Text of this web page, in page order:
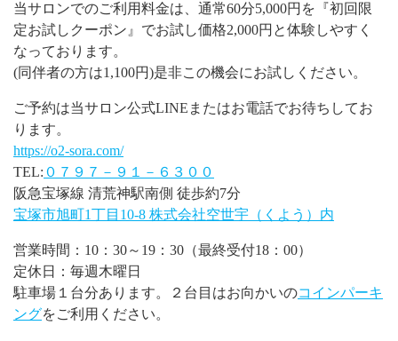
当サロンでのご利用料金は、通常60分5,000円を『初回限
定お試しクーポン』でお試し価格2,000円と体験しやすく
なっております。
(同伴者の方は1,100円)是非この機会にお試しください。
ご予約は当サロン公式LINEまたはお電話でお待ちしてお
ります。
https://o2-sora.com/
TEL: ０７９７－９１－６３００
阪急宝塚線 清荒神駅南側 徒歩約7分
宝塚市旭町1丁目10-8 株式会社空世宇（くよう）内
営業時間：10：30～19：30（最終受付18：00）
定休日：毎週木曜日
駐車場１台分あります。２台目はお向かいのコインパーキ
ングをご利用ください。